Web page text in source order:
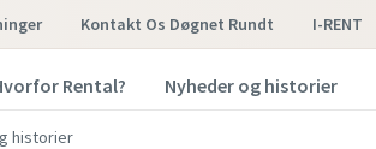
Kontakt Os Døgnet Rundt I-RENT
Rental? Nyheder og historier
historier